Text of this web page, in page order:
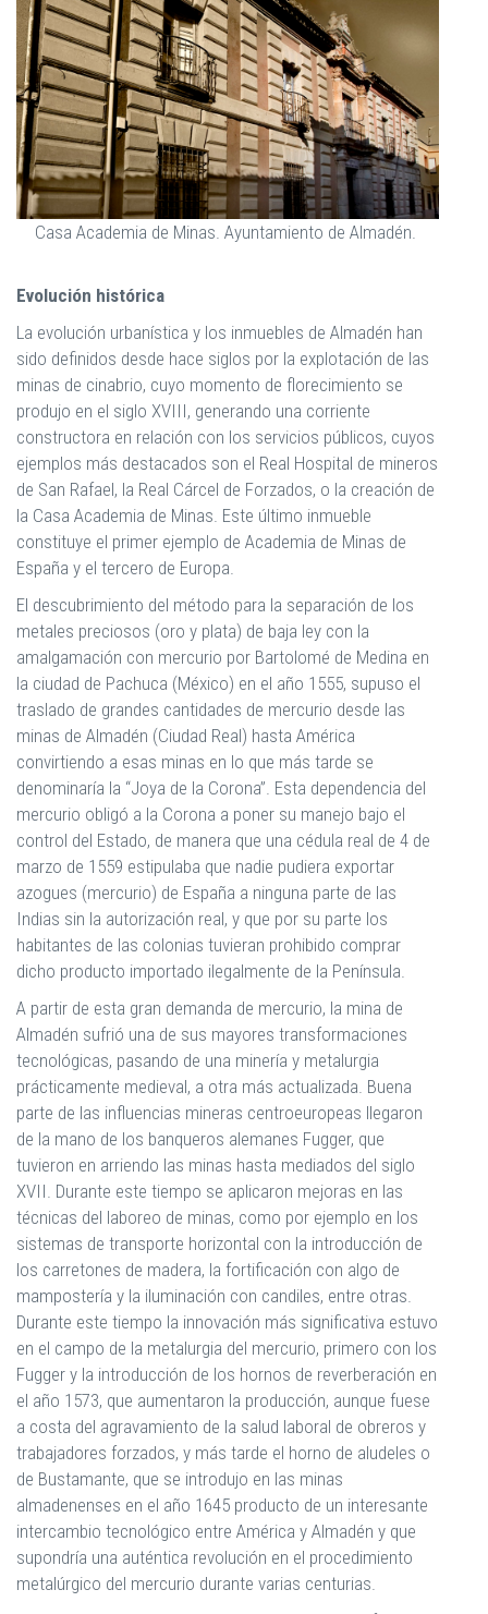
Casa Academia de Minas. Ayuntamiento de Almadén.
Evolución histórica
La evolución urbanística y los inmuebles de Almadén han
sido definidos desde hace siglos por la explotación de las
minas de cinabrio, cuyo momento de florecimiento se
produjo en el siglo XVIII, generando una corriente
constructora en relación con los servicios públicos, cuyos
ejemplos más destacados son el Real Hospital de mineros
de San Rafael, la Real Cárcel de Forzados, o la creación de
la Casa Academia de Minas. Este último inmueble
constituye el primer ejemplo de Academia de Minas de
España y el tercero de Europa.
El descubrimiento del método para la separación de los
metales preciosos (oro y plata) de baja ley con la
amalgamación con mercurio por Bartolomé de Medina en
la ciudad de Pachuca (México) en el año 1555, supuso el
traslado de grandes cantidades de mercurio desde las
minas de Almadén (Ciudad Real) hasta América
convirtiendo a esas minas en lo que más tarde se
denominaría la “Joya de la Corona”. Esta dependencia del
mercurio obligó a la Corona a poner su manejo bajo el
control del Estado, de manera que una cédula real de 4 de
marzo de 1559 estipulaba que nadie pudiera exportar
azogues (mercurio) de España a ninguna parte de las
Indias sin la autorización real, y que por su parte los
habitantes de las colonias tuvieran prohibido comprar
dicho producto importado ilegalmente de la Península.
A partir de esta gran demanda de mercurio, la mina de
Almadén sufrió una de sus mayores transformaciones
tecnológicas, pasando de una minería y metalurgia
prácticamente medieval, a otra más actualizada. Buena
parte de las influencias mineras centroeuropeas llegaron
de la mano de los banqueros alemanes Fugger, que
tuvieron en arriendo las minas hasta mediados del siglo
XVII. Durante este tiempo se aplicaron mejoras en las
técnicas del laboreo de minas, como por ejemplo en los
sistemas de transporte horizontal con la introducción de
los carretones de madera, la fortificación con algo de
mampostería y la iluminación con candiles, entre otras.
Durante este tiempo la innovación más significativa estuvo
en el campo de la metalurgia del mercurio, primero con los
Fugger y la introducción de los hornos de reverberación en
el año 1573, que aumentaron la producción, aunque fuese
a costa del agravamiento de la salud laboral de obreros y
trabajadores forzados, y más tarde el horno de aludeles o
de Bustamante, que se introdujo en las minas
almadenenses en el año 1645 producto de un interesante
intercambio tecnológico entre América y Almadén y que
supondría una auténtica revolución en el procedimiento
metalúrgico del mercurio durante varias centurias.